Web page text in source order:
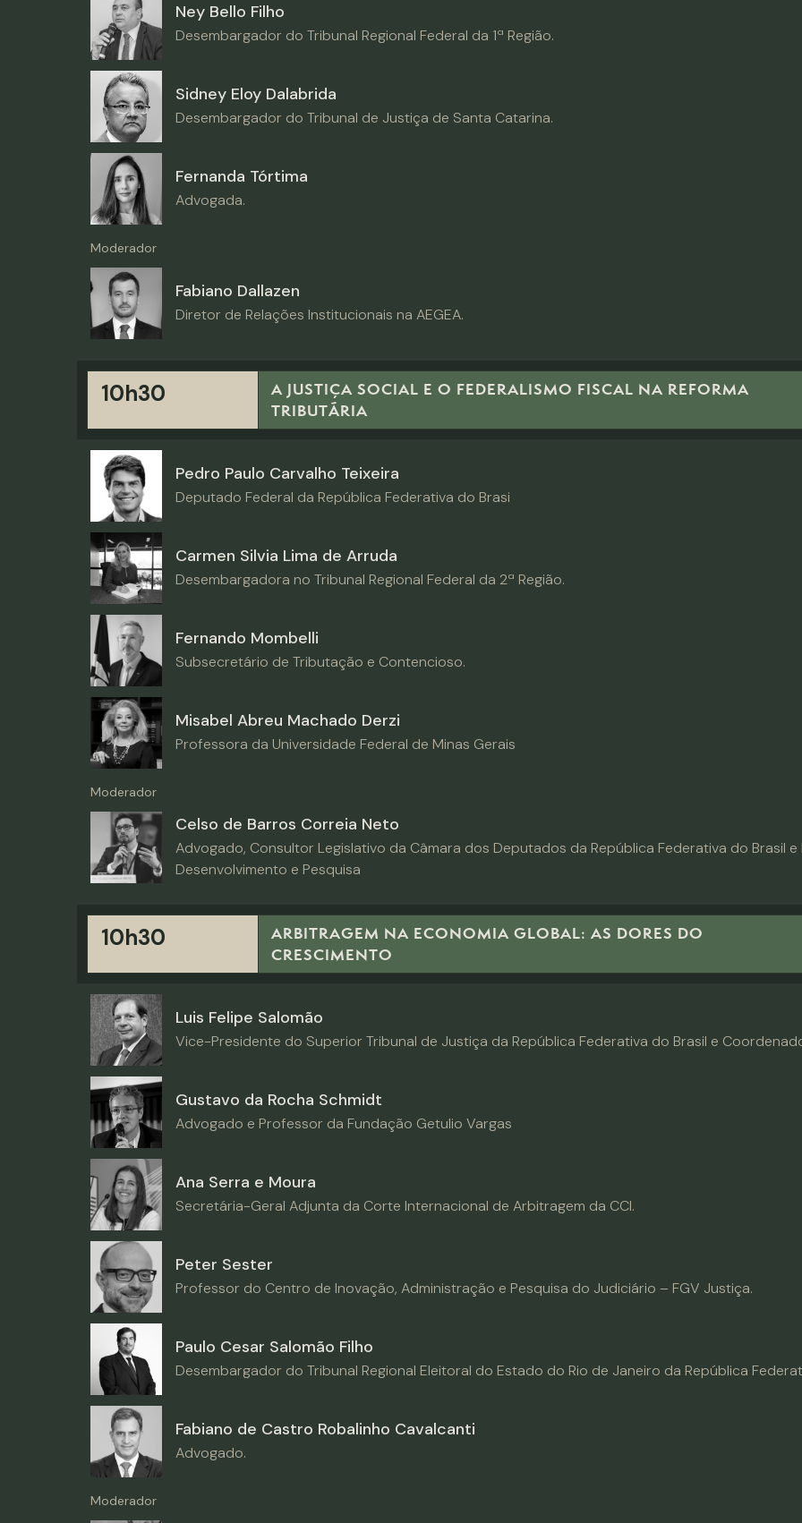
Ney Bello Filho
Desembargador do Tribunal Regional Federal da 1ª Região.
Sidney Eloy Dalabrida
Desembargador do Tribunal de Justiça de Santa Catarina.
Fernanda Tórtima
Advogada.
Moderador
Fabiano Dallazen
Diretor de Relações Institucionais na AEGEA.
10h30
A JUSTIÇA SOCIAL E O FEDERALISMO FISCAL NA REFORMA
TRIBUTÁRIA
Pedro Paulo Carvalho Teixeira
Deputado Federal da República Federativa do Brasi
Carmen Silvia Lima de Arruda
Desembargadora no Tribunal Regional Federal da 2ª Região.
Fernando Mombelli
Subsecretário de Tributação e Contencioso.
Misabel Abreu Machado Derzi
Professora da Universidade Federal de Minas Gerais
Moderador
Celso de Barros Correia Neto
Advogado, Consultor Legislativo da Câmara dos Deputados da República Federativa do Brasil
Desenvolvimento e Pesquisa
10h30
ARBITRAGEM NA ECONOMIA GLOBAL: AS DORES DO
CRESCIMENTO
Luis Felipe Salomão
Vice-Presidente do Superior Tribunal de Justiça da República Federativa do Brasil e
Gustavo da Rocha Schmidt
Advogado e Professor da Fundação Getulio Vargas
Ana Serra e Moura
Secretária-Geral Adjunta da Corte Internacional de Arbitragem da CCI.
Peter Sester
Professor do Centro de Inovação, Administração e Pesquisa do Judiciário – FGV Justiça.
Paulo Cesar Salomão Filho
Desembargador do Tribunal Regional Eleitoral do Estado do Rio de Janeiro da República
Fabiano de Castro Robalinho Cavalcanti
Advogado.
Moderador